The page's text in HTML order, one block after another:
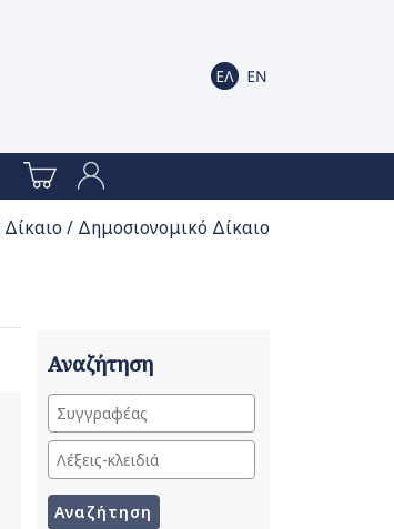
/ Δημοσιονομικό Δίκαιο
Αναζήτηση